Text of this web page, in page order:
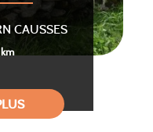
CAUSSES